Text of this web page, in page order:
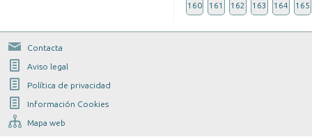
160 161 162 163 164 165
Contacta
Aviso legal
Política de privacidad
Información Cookies
Mapa web